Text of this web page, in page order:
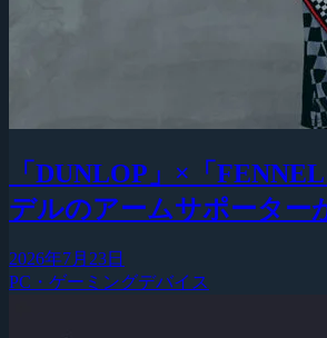
「DUNLOP」×「
デルのアームサポーター
2026年7月23日
PC・ゲーミングデバイス